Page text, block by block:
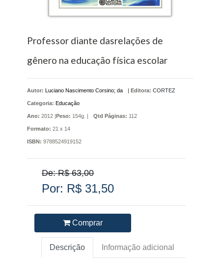
Professor diante dasrelações de
gênero na educação física escolar
Autor: Luciano Nascimento Corsino; da | Editora: CORTEZ
Categoria: Educação
Ano: 2012 |Peso: 154g. | Qtd Páginas: 112
Formato: 21 x 14
ISBN: 9788524919152
De: R$ 63,00
Por: R$ 31,50
Comprar
Descrição Informação adicional